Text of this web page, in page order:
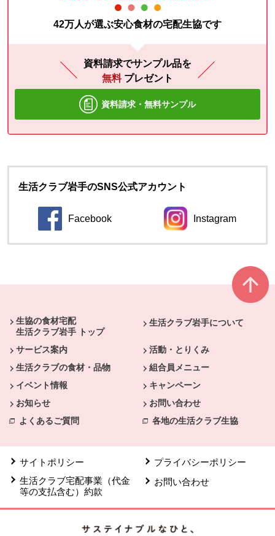
42万人が選ぶ安心食材の宅配生協です
資料請求でサンプル品を
無料 プレゼント
資料請求・無料サンプル
生活クラブ岩手のSNS公式アカウント
Facebook Instagram
生協の食材宅配
生活クラブ岩手 トップ
生活クラブ岩手について
サービス案内
活動・とりくみ
生活クラブの食材・品物
組合員メニュー
イベント情報
キャンペーン
お知らせ
お問い合わせ
よくあるご質問
各地の生活クラブ生協
サイトポリシー
プライバシーポリシー
生活クラブ宅配事業（代金
等の支払含む）約款
お問い合わせ